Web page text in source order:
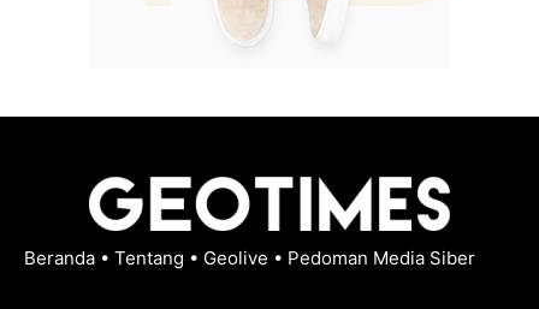
Beranda • Tentang • Geolive • Pedoman Media Siber